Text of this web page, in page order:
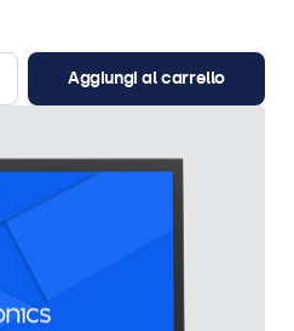
Aggiungi al carrello